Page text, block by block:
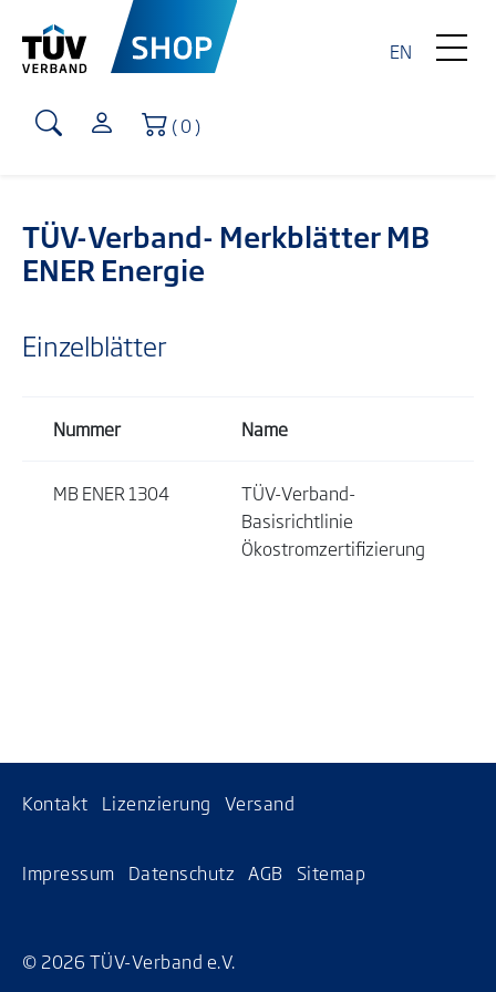
EN
Warenkorb
( 0 )
TÜV-Verband- Merkblätter MB
ENER Energie
Einzelblätter
Nummer Name
MB ENER 1304
TÜV-Verband-
Basisrichtlinie
Ökostromzertifizierung
Kontakt Lizenzierung Versand
Impressum Datenschutz AGB Sitemap
© 2026 TÜV-Verband e.V.